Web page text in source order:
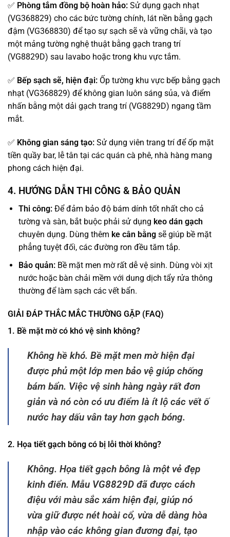
✅ Phòng tắm đồng bộ hoàn hảo: Sử dụng gạch nhạt
(VG368829) cho các bức tường chính, lát nền bằng gạch
đậm (VG368830) để tạo sự sạch sẽ và vững chãi, và tạo
một mảng tường nghệ thuật bằng gạch trang trí
(VG8829D) sau lavabo hoặc trong khu vực tắm.
✅ Bếp sạch sẽ, hiện đại: Ốp tường khu vực bếp bằng gạch
nhạt (VG368829) để không gian luôn sáng sủa, và điểm
nhấn bằng một dải gạch trang trí (VG8829D) ngang tầm
mắt.
✅ Không gian sáng tạo: Sử dụng viên trang trí để ốp mặt
tiền quầy bar, lễ tân tại các quán cà phê, nhà hàng mang
phong cách hiện đại.
4. HƯỚNG DẪN THI CÔNG & BẢO QUẢN
Thi công:Để đảm bảo độ bám dính tốt nhất cho cả
tường và sàn, bắt buộc phải sử dụng keo dán gạch
chuyên dụng. Dùng thêm ke cân bằngsẽ giúp bề mặt
phẳng tuyệt đối, các đường ron đều tăm tắp.
Bảo quản:Bề mặt men mờ rất dễ vệ sinh. Dùng vòi xịt
nước hoặc bàn chải mềm với dung dịch tẩy rửa thông
thường để làm sạch các vết bẩn.
GIẢI ĐÁP THẮC MẮC THƯỜNG GẶP (FAQ)
1. Bề mặt mờ có khó vệ sinh không?
Không hề khó. Bề mặt men mờ hiện đại
được phủ một lớp men bảo vệ giúp chống
bám bẩn. Việc vệ sinh hàng ngày rất đơn
giản và nó còn có ưu điểm là ít lộ các vết ố
nước hay dấu vân tay hơn gạch bóng.
2. Họa tiết gạch bông có bị lỗi thời không?
Không. Họa tiết gạch bông là một vẻ đẹp
kinh điển. Mẫu VG8829D đã được cách
điệu với màu sắc xám hiện đại, giúp nó
vừa giữ được nét hoài cổ, vừa dễ dàng hòa
nhập vào các không gian đương đại, tạo